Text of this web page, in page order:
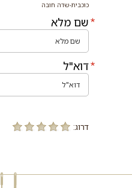
כוכבית-שדה חובה
שם מלא
דוא"ל
דרוג: